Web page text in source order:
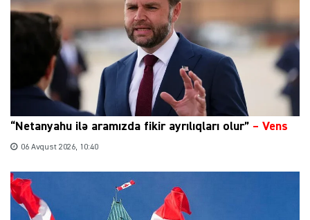
“Netanyahu ilə aramızda fikir ayrılıqları olur” – Vens
06 Avqust 2026, 10:40